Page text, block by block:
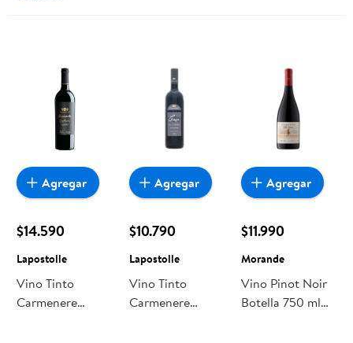
$14.590
Lapostolle
Vino Tinto
Carmenere
Agregar
$10.790
Lapostolle
Vino Tinto
Carmenere
Agregar
$11.990
Morande
Vino Pinot Noir
Botella 750 ml
Agregar